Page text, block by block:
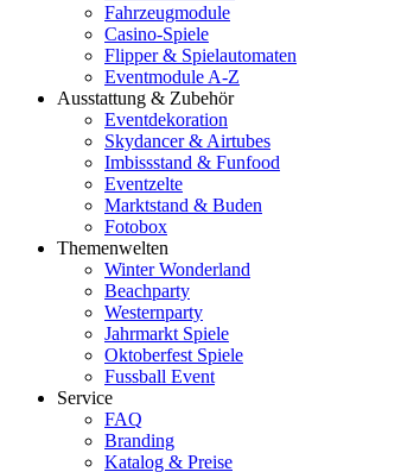
Fahrzeugmodule
Casino-Spiele
Flipper & Spielautomaten
Eventmodule A-Z
Ausstattung & Zubehör
Eventdekoration
Skydancer & Airtubes
Imbissstand & Funfood
Eventzelte
Marktstand & Buden
Fotobox
Themenwelten
Winter Wonderland
Beachparty
Westernparty
Jahrmarkt Spiele
Oktoberfest Spiele
Fussball Event
Service
FAQ
Branding
Katalog & Preise